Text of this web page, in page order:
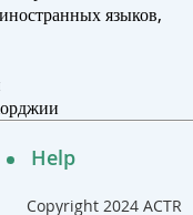
языков,
Help
Copyright 2024 ACTR